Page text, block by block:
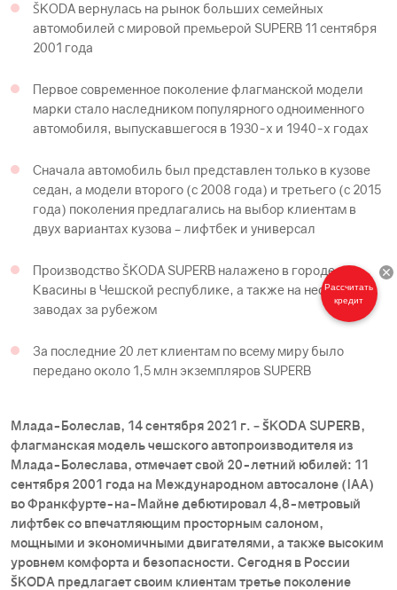
ŠKODА вернулась на рынок больших семейных
автомобилей c мировой премьерой SUPERB 11 сентября
2001 года
Первое современное поколение флагманской модели
марки стало наследником популярного одноименного
автомобиля, выпускавшегося в 1930-х и 1940-х годах
Сначала автомобиль был представлен только в кузове
седан, а модели второго (с 2008 года) и третьего (с 2015
года) поколения предлагались на выбор клиентам в
двух вариантах кузова – лифтбек и универсал
Производство ŠKODА SUPERB налажено в городе
Квасины в Чешской республике, а также на нескольких
заводах за рубежом
За последние 20 лет клиентам по всему миру было
передано около 1,5 млн экземпляров SUPERB
Млада-Болеслав, 14 сентября 2021 г. – ŠKODА SUPERB,
флагманская модель чешского автопроизводителя из
Млада-Болеслава, отмечает свой 20-летний юбилей: 11
сентября 2001 года на Международном автосалоне (IAA)
во Франкфурте-на-Майне дебютировал 4,8-метровый
лифтбек со впечатляющим просторным салоном,
мощными и экономичными двигателями, а также высоким
уровнем комфорта и безопасности. Сегодня в России
ŠKODА предлагает своим клиентам третье поколение
Рассчитать
кредит